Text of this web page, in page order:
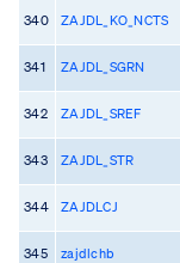
340 ZAJDL_KO_NCTS
341 ZAJDL_SGRN
342 ZAJDL_SREF
343 ZAJDL_STR
344 ZAJDLCJ
345 zajdlchb